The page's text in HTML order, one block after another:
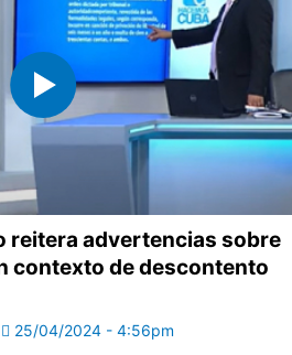
reitera advertencias sobre
contexto de descontento
25/04/2024 - 4:56pm